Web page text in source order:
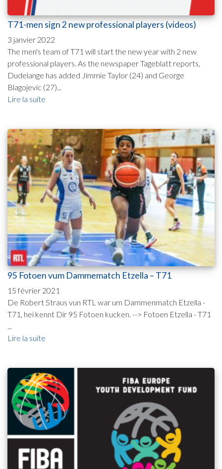
T71-men sign 2 new professional players (videos)
3 janvier 2022
The men's team of T71 will start the new year with 2 new
professional players. As the newspaper Tageblatt reports,
Dudelange has added Jimmie Taylor (24) and George
Blagojevic (27)...
Lire la suite
95 Fotoen vum Dammematch Etzella – T71
15 février 2021
De Robert Straus vun RTL war um Dammenmatch Etzella -
T71, hei kennt Dir 95 Fotoen kucken. --> Fotoen Etzella - T71
...
Lire la suite